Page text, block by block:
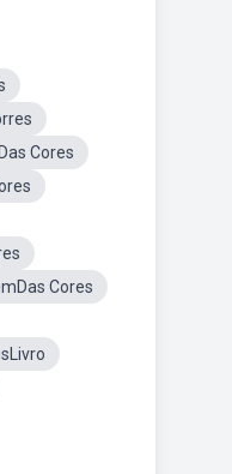
Cores
Cores